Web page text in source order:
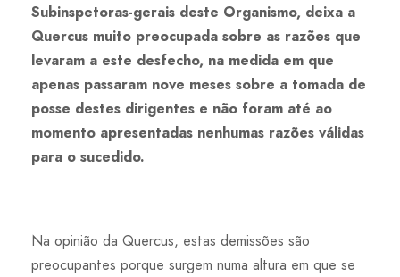
Subinspetoras-gerais deste Organismo, deixa a
Quercus muito preocupada sobre as razões que
levaram a este desfecho, na medida em que
apenas passaram nove meses sobre a tomada de
posse destes dirigentes e não foram até ao
momento apresentadas nenhumas razões válidas
para o sucedido.
Na opinião da Quercus, estas demissões são
preocupantes porque surgem numa altura em que se